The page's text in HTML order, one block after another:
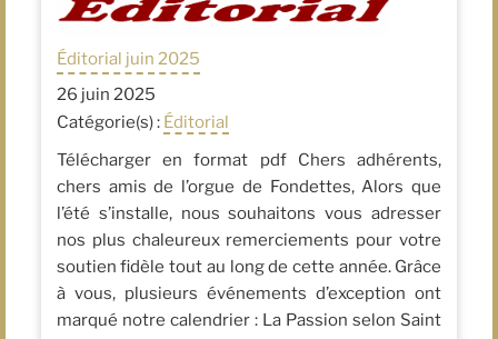
Éditorial juin 2025
26 juin 2025
Catégorie(s) : Éditorial
Télécharger en format pdf Chers adhérents,
chers amis de l’orgue de Fondettes, Alors que
l’été s’installe, nous souhaitons vous adresser
nos plus chaleureux remerciements pour votre
soutien fidèle tout au long de cette année. Grâce
à vous, plusieurs événements d’exception ont
marqué notre calendrier : La Passion selon Saint